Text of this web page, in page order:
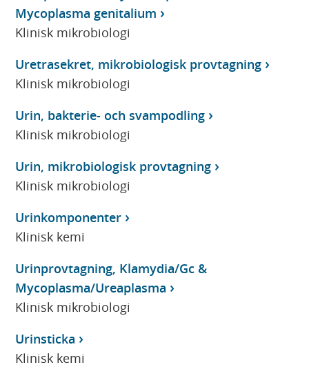
Mycoplasma genitalium
Klinisk mikrobiologi
Uretrasekret, mikrobiologisk provtagning
Klinisk mikrobiologi
Urin, bakterie- och svampodling
Klinisk mikrobiologi
Urin, mikrobiologisk provtagning
Klinisk mikrobiologi
Urinkomponenter
Klinisk kemi
Urinprovtagning, Klamydia/Gc &
Mycoplasma/Ureaplasma
Klinisk mikrobiologi
Urinsticka
Klinisk kemi